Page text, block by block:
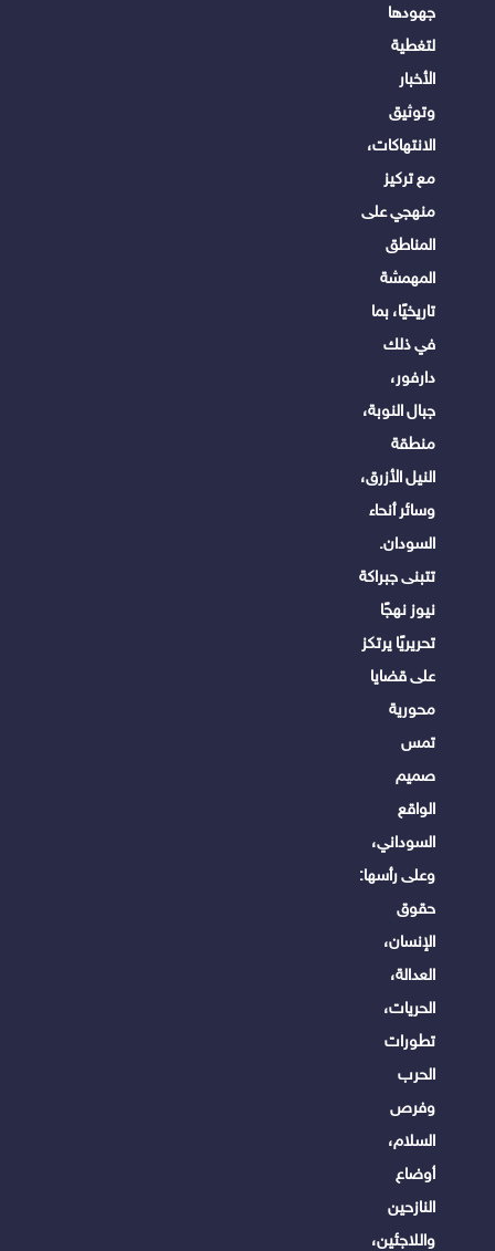
جهودها
لتغطية
الأخبار
وتوثيق
الانتهاكات،
مع تركيز
منهجي على
المناطق
المهمشة
تاريخيًا، بما
في ذلك
دارفور،
جبال النوبة،
منطقة
النيل الأزرق،
وسائر أنحاء
السودان.
تتبنى جبراكة
نيوز نهجًا
تحريريًا يرتكز
على قضايا
محورية
تمس
صميم
الواقع
السوداني،
وعلى رأسها:
حقوق
الإنسان،
العدالة،
الحريات،
تطورات
الحرب
وفرص
السلام،
أوضاع
النازحين
واللاجئين،